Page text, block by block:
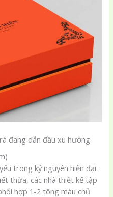
đang dẫn đầu xu hướng
trong kỷ nguyên hiện đại.
thừa, các nhà thiết kế tập
hợp 1-2 tông màu chủ